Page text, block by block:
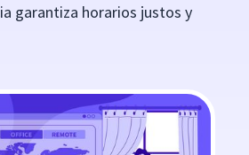
garantiza horarios justos y